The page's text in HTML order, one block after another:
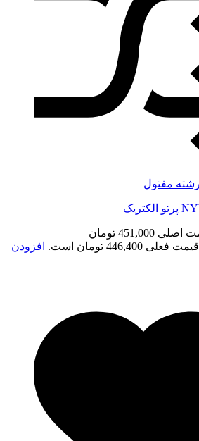
قیمت اصلی 451,000 تومان
قیمت فعلی 446,400 تومان است.
افزودن